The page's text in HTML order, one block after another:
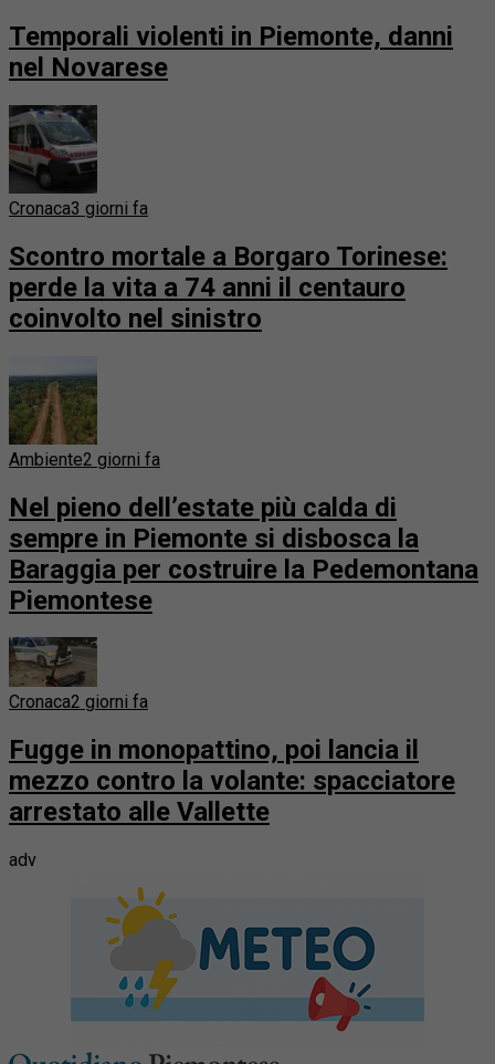
Temporali violenti in Piemonte, danni
nel Novarese
Cronaca3 giorni fa
Scontro mortale a Borgaro Torinese:
perde la vita a 74 anni il centauro
coinvolto nel sinistro
Ambiente2 giorni fa
Nel pieno dell’estate più calda di
sempre in Piemonte si disbosca la
Baraggia per costruire la Pedemontana
Piemontese
Cronaca2 giorni fa
Fugge in monopattino, poi lancia il
mezzo contro la volante: spacciatore
arrestato alle Vallette
adv